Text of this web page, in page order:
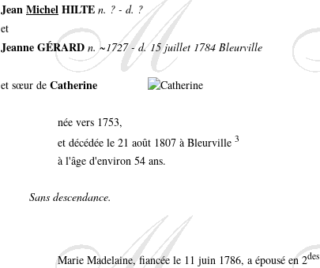
JeanMichelHILTE n. ? - d. ?
et
Jeanne GÉRARD n. ~1727 - d. 15 juillet 1784 Bleurville
et sœur de Catherine
née vers 1753,
et décédée le 21 août 1807 à Bleurville 3
à l'âge d'environ 54 ans.
Sans descendance.
Marie Madelaine, fiancée le 11 juin 1786, a épousé en 2des